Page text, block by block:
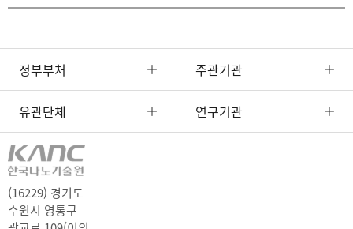
정부부처 주관기관
유관단체 연구기관
(16229) 경기도
수원시 영통구